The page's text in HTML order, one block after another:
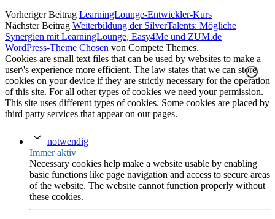
Vorheriger Beitrag LearningLounge-Entwickler-Kurs
Nächster Beitrag Weiterbildung der SilverTalents: Mögliche
Synergien mit LearningLounge, Easy4Me und ZUM.de
WordPress-Theme Chosen von Compete Themes.
Cookies are small text files that can be used by websites to make a
user\'s experience more efficient. The law states that we can store
cookies on your device if they are strictly necessary for the operation
of this site. For all other types of cookies we need your permission.
This site uses different types of cookies. Some cookies are placed by
third party services that appear on our pages.
notwendig
Immer aktiv
Necessary cookies help make a website usable by enabling
basic functions like page navigation and access to secure areas
of the website. The website cannot function properly without
these cookies.